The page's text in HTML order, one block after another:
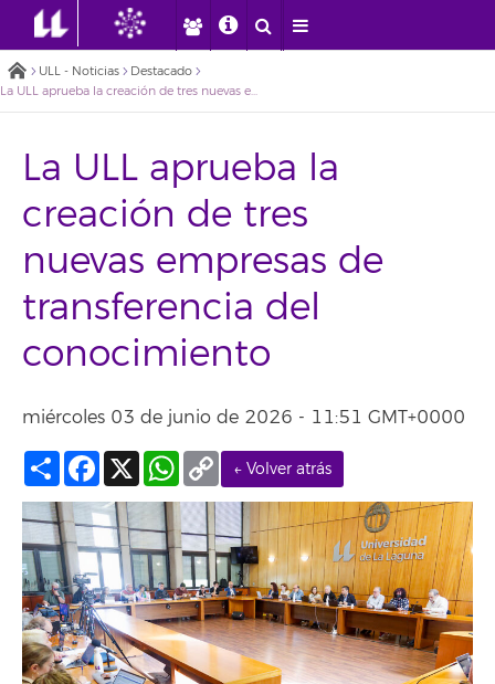
ULL - Noticias
Destacado
La ULL aprueba la creación de tres nuevas empresas de transferencia del conocimiento
La ULL aprueba la
creación de tres
nuevas empresas de
transferencia del
conocimiento
miércoles 03 de junio de 2026 - 11:51 GMT+0000
← Volver atrás
Compartir
Facebook
X WhatsApp
Copy
Link